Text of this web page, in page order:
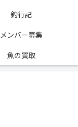
釣行記
メンバー募集
魚の買取